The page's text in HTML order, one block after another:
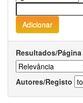
Resultados/Página
Autores/Registo